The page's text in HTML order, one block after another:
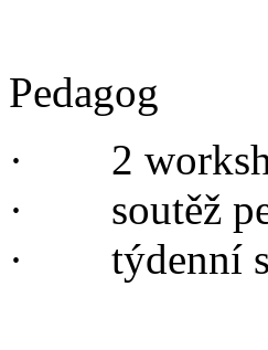
Pedagog
· 2
· soutěž
· týdenní